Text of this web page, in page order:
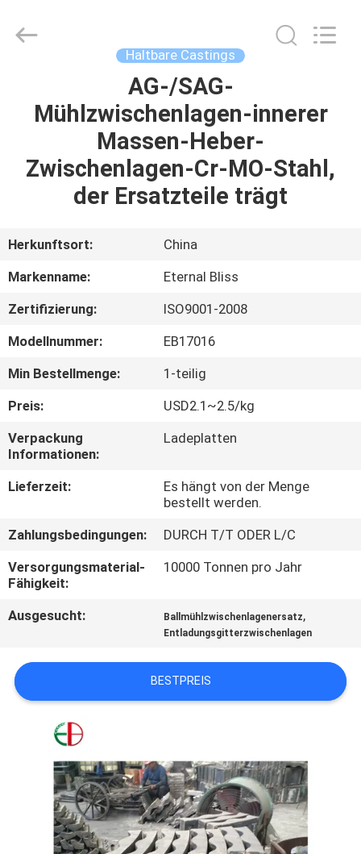
PRODUKTE
VIDEOS
ÜBER
UNS
FABRIK-
AUSFLUG
QUALITÄTSKONTROLLE
TRETEN
SIE
UNS
IN
VERBINDUNG
FORDERN
ZITAT
SITEMAP
Forging
Co.,LTD..
Haltbare Castings
AG-/SAG-
Mühlzwischenlagen-innerer
Massen-Heber-
Zwischenlagen-Cr-MO-Stahl,
der Ersatzteile trägt
Herkunftsort:
China
Markenname:
Eternal Bliss
Zertifizierung:
ISO9001-2008
Modellnummer:
EB17016
Min Bestellmenge:
1-teilig
Preis:
USD2.1~2.5/kg
Verpackung
Informationen:
Ladeplatten
Lieferzeit:
Es hängt von der Menge
bestellt werden.
Zahlungsbedingungen:
DURCH T/T ODER L/C
Versorgungsmaterial-
Fähigkeit:
10000 Tonnen pro Jahr
Ausgesucht: Ballmühlzwischenlagenersatz,
Entladungsgitterzwischenlagen
BESTPREIS